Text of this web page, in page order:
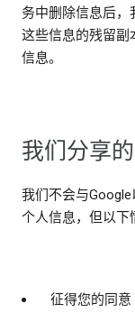
务中删除信息后，
这些信息的残留副
信息。
我们分享
我们不会与
个人信息，但以下
征得您的同意